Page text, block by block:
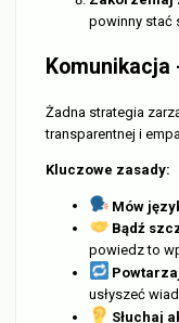
powinny stać
Komunikacja
Żadna strategia
transparentnej i
Kluczowe zasady:
Mów
Bądź
powiedz to
usłyszeć
Słuchaj